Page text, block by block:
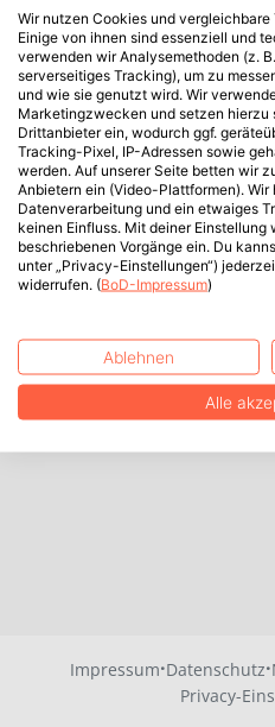
Impressum·Datenschutz·
Privacy-
Wir nutzen Cookies und
Einige von ihnen sind essenziell und
verwenden wir Analysemethoden (z.
serverseitiges Tracking), um zu
und wie sie genutzt wird. Wir
Marketingzwecken und setzen
Drittanbieter ein, wodurch ggf.
Tracking-Pixel, IP-Adressen sowie
werden. Auf unserer Seite betten wir
Anbietern ein (Video-Plattformen).
Datenverarbeitung und ein etwaiges
keinen Einfluss. Mit deiner Einstellung
beschriebenen Vorgänge ein. Du
unter „Privacy-Einstellungen“)
widerrufen. (BoD-Impressum)
Ablehnen
Alle